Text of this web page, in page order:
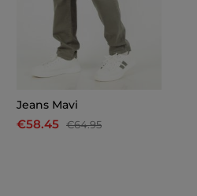
Jeans Mavi
€58.45 €64.95